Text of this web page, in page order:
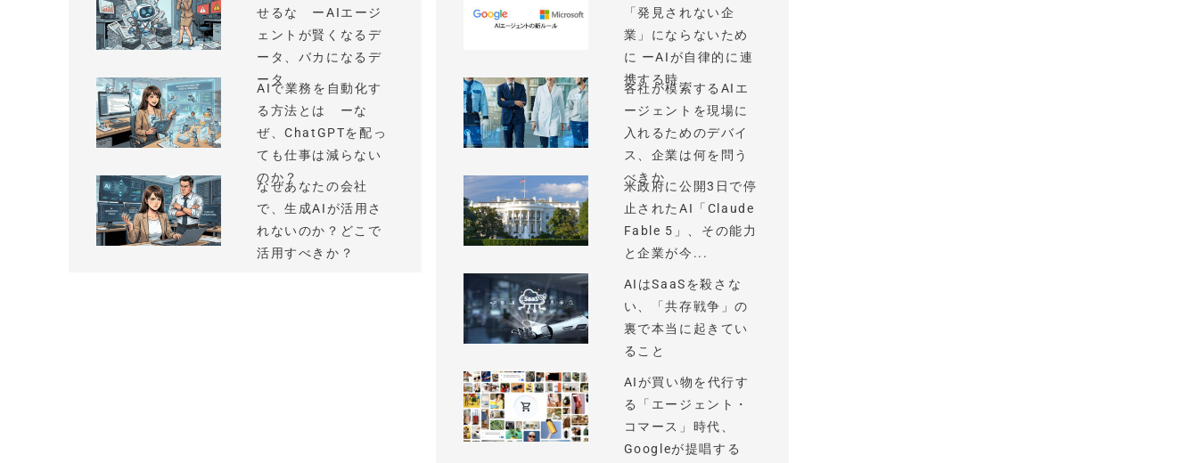
せるな ーAIエージ
ェントが賢くなるデ
ータ、バカになるデ
ータ
AIで業務を自動化す
る方法とは ーな
ぜ、ChatGPTを配っ
ても仕事は減らない
のか？
なぜあなたの会社
で、生成AIが活用さ
れないのか？どこで
活用すべきか？
「発見されない企
業」にならないため
に ーAIが自律的に連
携する時...
各社が模索するAIエ
ージェントを現場に
入れるためのデバイ
ス、企業は何を問う
べきか
米政府に公開3日で停
止されたAI「Claude
Fable 5」、その能力
と企業が今...
AIはSaaSを殺さな
い、「共存戦争」の
裏で本当に起きてい
ること
AIが買い物を代行す
る「エージェント・
コマース」時代、
Googleが提唱する